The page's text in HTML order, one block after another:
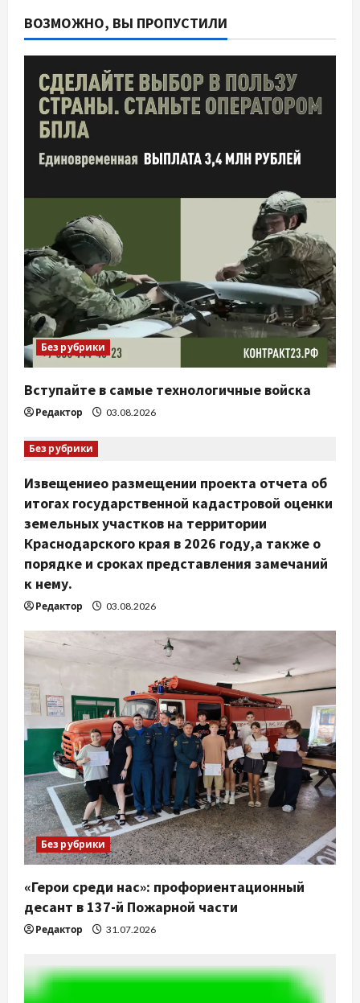
ВОЗМОЖНО, ВЫ ПРОПУСТИЛИ
Без рубрики
Вступайте в самые технологичные войска
Редактор 03.08.2026
Без рубрики
Извещениео размещении проекта отчета об
итогах государственной кадастровой оценки
земельных участков на территории
Краснодарского края в 2026 году,а также о
порядке и сроках представления замечаний
к нему.
Редактор 03.08.2026
Без рубрики
«Герои среди нас»: профориентационный
десант в 137-й Пожарной части
Редактор 31.07.2026